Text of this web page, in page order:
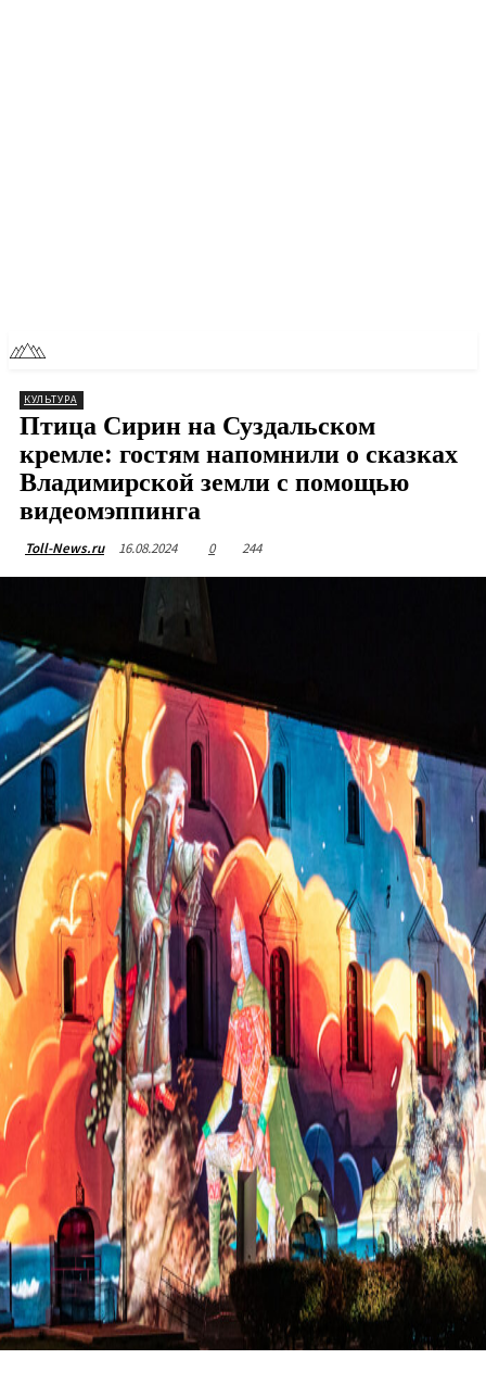
КУЛЬТУРА
Птица Сирин на Суздальском
кремле: гостям напомнили о сказках
Владимирской земли с помощью
видеомэппинга
Toll-News.ru 16.08.2024 0 244